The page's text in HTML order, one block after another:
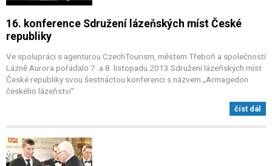
16. konference Sdružení lázeňských míst České
republiky
Ve spolupráci s agenturou CzechTourism, městem Třeboň a společností
Lázně Aurora pořádalo 7. a 8. listopadu 2013 Sdružení lázeňských míst
České republiky svou šestnáctou konferenci s názvem „Armagedon
českého lázeňství“.
číst dál